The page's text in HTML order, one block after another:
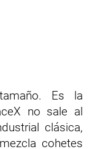
Es la
no sale al
clásica,
cohetes